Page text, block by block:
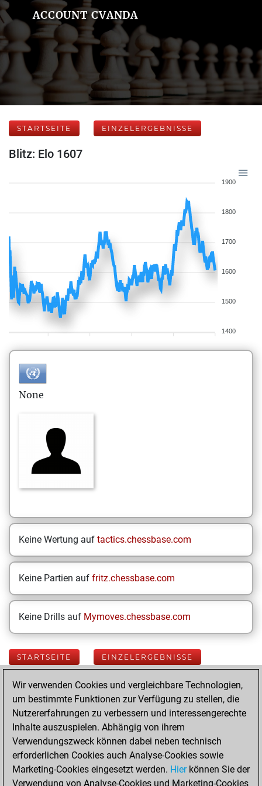
ACCOUNT CVANDA
STARTSEITE EINZELERGEBNISSE
Blitz: Elo 1607
1900
1800
1700
1600
1500
1400
None
Keine Wertung auf tactics.chessbase.com
Keine Partien auf fritz.chessbase.com
Keine Drills auf Mymoves.chessbase.com
STARTSEITE EINZELERGEBNISSE
Your Latest App
Activity
Yesterday
You played 400
Wir verwenden Cookies und vergleichbare Technologien,
um bestimmte Funktionen zur Verfügung zu stellen, die
Nutzererfahrungen zu verbessern und interessengerechte
Inhalte auszuspielen. Abhängig von ihrem
Verwendungszweck können dabei neben technisch
erforderlichen Cookies auch Analyse-Cookies sowie
Marketing-Cookies eingesetzt werden. Hierkönnen Sie der
Verwendung von Analyse-Cookies und Marketing-Cookies